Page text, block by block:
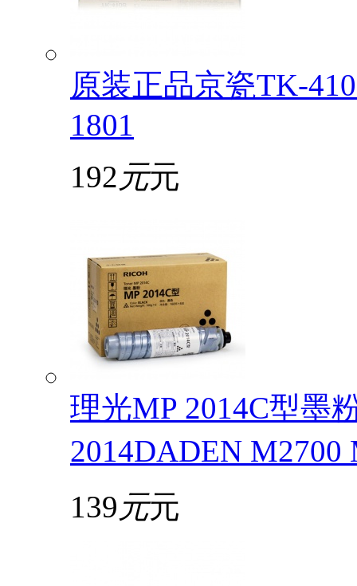
原装正品京瓷TK-
1801
192 元元
理光MP 2014C型墨
2014DADEN
139 元元